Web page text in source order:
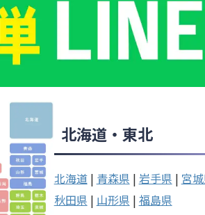
北海道・東北
北海道| 青森県 | 岩手県 | 宮
秋田県 | 山形県 | 福島県